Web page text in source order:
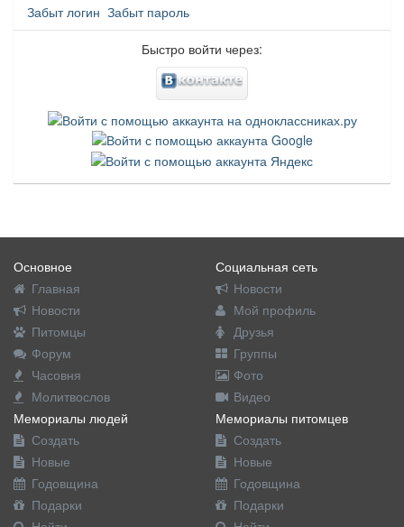
Забыт логин Забыт пароль
Быстро войти через:
Основное
Главная
Новости
Питомцы
Форум
Часовня
Молитвослов
Социальная сеть
Новости
Мой профиль
Друзья
Группы
Фото
Видео
Мемориалы людей
Создать
Новые
Годовщина
Подарки
Мемориалы питомцев
Создать
Новые
Годовщина
Подарки